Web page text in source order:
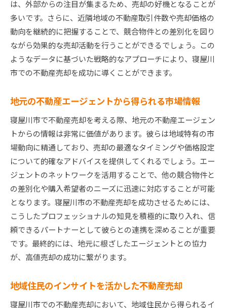
売却法
地域の経済指標を基にした売却プランニング
不動産市場のトレンドを活用した売却術
需要変動を予測するためのデータ活用法
売却時期を見定めるための市場分析手法
現地市場の情報を基にした柔軟な売却対応
寝屋川市不動産売却の専門家活用法安心して手放す
ための知識
不動産売却における専門家の役割と選び方
弁護士や税理士に相談して手続きの不安を解消
不動産会社と連携した効果的な売却活動
トラブルを未然に防ぐための契約交渉術
安心して売却を進めるためのコミュニケーショ
ン
寝屋川市の不動産売却成功事例から学ぶ高価売却の
成功事例に学ぶ効果的な価格設定のポイント
売却成功者からの経験談と実践的アドバイス
は、外部からの注目が集まるため、売却の好機となることが
多いです。さらに、近隣地域の不動産取引件数や売却価格の
動向を継続的に把握することで、競合物件との差別化を図り
ながら効果的な売却活動を行うことができるでしょう。この
ようなデータに基づいた戦略的なアプローチにより、寝屋川
市での不動産売却を成功に導くことができます。
地元の不動産エージェントから得られる市場情報
寝屋川市で不動産売却を考える際、地元の不動産エージェン
トからの情報は非常に価値があります。彼らは地域特有の市
場動向に精通しており、売却の最適なタイミングや価格設定
について的確なアドバイスを提供してくれるでしょう。エー
ジェントのネットワークを活用することで、他の競合物件と
の差別化や購入希望者のニーズに迅速に対応することが可能
となります。寝屋川市の不動産売却を成功させるためには、
こうしたプロフェッショナルの知見を積極的に取り入れ、信
頼できるパートナーとして彼らとの連携を深めることが重要
です。最終的には、地元に根ざしたエージェントとの協力
が、高値売却の成功に繋がります。
地域住民のインサイトを活かした不動産売却
寝屋川市での不動産売却において、地域住民から得られるイ